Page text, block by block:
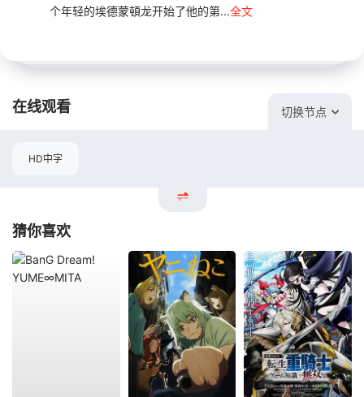
个年轻的埃德蒙頓龙开始了他的第...全文
在线观看 切换节点
HD中字
猜你喜欢